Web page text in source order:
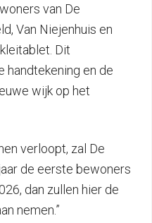
van De
Van Niejenhuis en
Dit
handtekening en de
wijk op het
verloopt, zal De
de eerste bewoners
dan zullen hier de
nemen.”